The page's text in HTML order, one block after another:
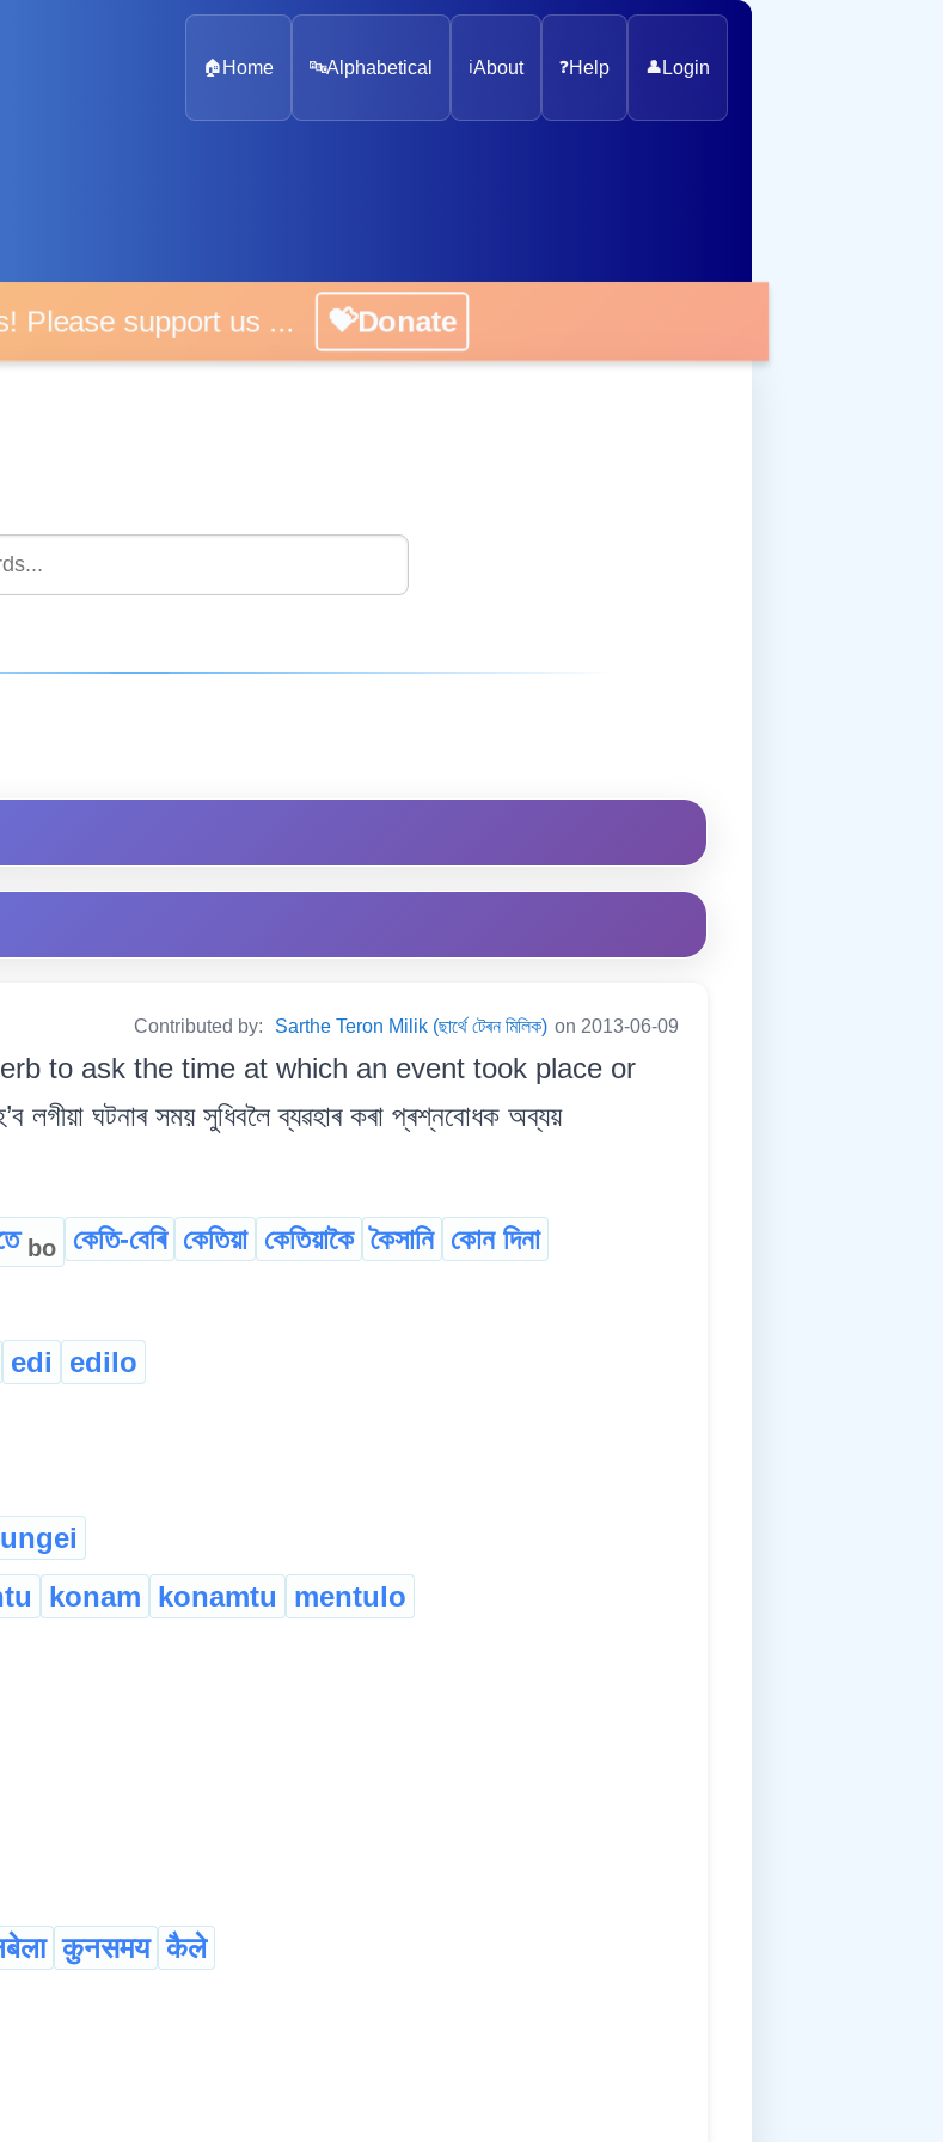
🏠 Home 🔤Alphabetical ℹ️About ❓Help 👤 Login
Please support us ... 💝Donate
Contributed by: Sarthe Teron Milik (ছাৰ্থে টেৰন মিলিক) on 2013-06-09
to ask the time at which an event took place or
ঘটনাৰ সময় সুধিবলৈ ব্যৱহাৰ কৰা প্ৰশ্নবোধক অব্যয়
bo কেতি-বেৰি কেতিয়া কেতিয়াকৈ কৈসানি কোন দিনা
edi edilo
konam konamtu mentulo
कुनसमय कैले